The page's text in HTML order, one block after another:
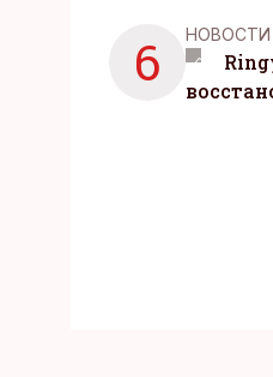
6 НОВОСТИ